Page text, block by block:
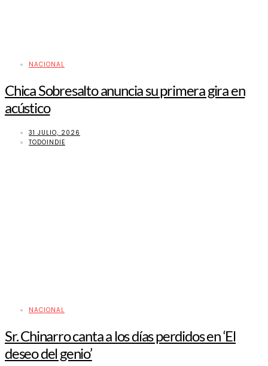
NACIONAL
Chica Sobresalto anuncia su primera gira en
acústico
31 JULIO, 2026
TODOINDIE
NACIONAL
Sr. Chinarro canta a los días perdidos en ‘El
deseo del genio’